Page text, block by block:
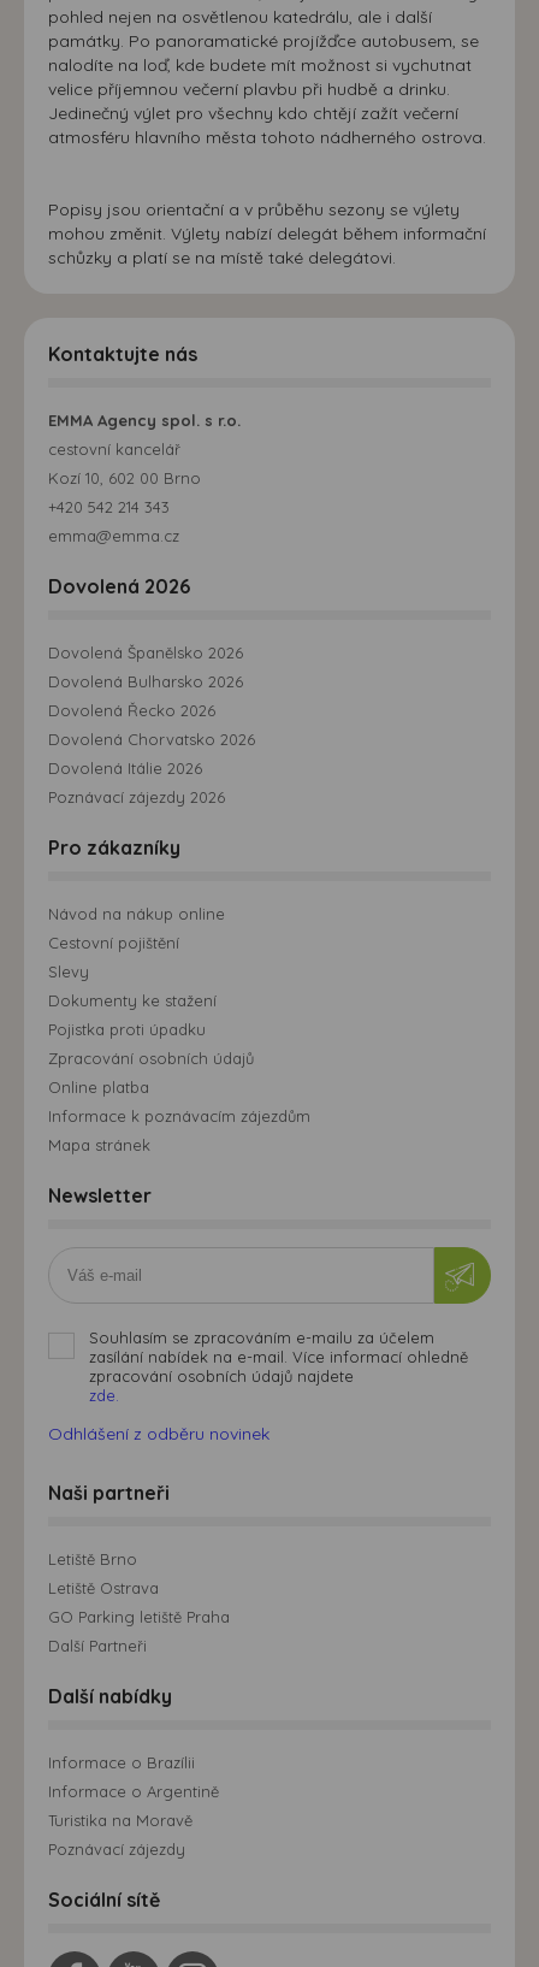
pohled nejen na osvětlenou katedrálu, ale i další
památky. Po panoramatické projížďce autobusem, se
nalodíte na loď, kde budete mít možnost si vychutnat
velice příjemnou večerní plavbu při hudbě a drinku.
Jedinečný výlet pro všechny kdo chtějí zažít večerní
atmosféru hlavního města tohoto nádherného ostrova.
Popisy jsou orientační a v průběhu sezony se výlety
mohou změnit. Výlety nabízí delegát během informační
schůzky a platí se na místě také delegátovi.
Kontaktujte nás
EMMA Agency spol. s r.o.
cestovní kancelář
Kozí 10, 602 00 Brno
+420 542 214 343
emma@emma.cz
Dovolená 2026
Dovolená Španělsko 2026
Dovolená Bulharsko 2026
Dovolená Řecko 2026
Dovolená Chorvatsko 2026
Dovolená Itálie 2026
Poznávací zájezdy 2026
Pro zákazníky
Návod na nákup online
Cestovní pojištění
Slevy
Dokumenty ke stažení
Pojistka proti úpadku
Zpracování osobních údajů
Online platba
Informace k poznávacím zájezdům
Mapa stránek
Newsletter
Souhlasím se zpracováním e-mailu za účelem
zasílání nabídek na e-mail. Více informací ohledně
zpracování osobních údajů najdete
zde.
Odhlášení z odběru novinek
Naši partneři
Letiště Brno
Letiště Ostrava
GO Parking letiště Praha
Další Partneři
Další nabídky
Informace o Brazílii
Informace o Argentině
Turistika na Moravě
Poznávací zájezdy
Sociální sítě